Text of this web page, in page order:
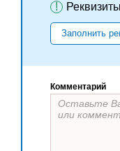
! Реквизиты
Заполнить
Комментарий